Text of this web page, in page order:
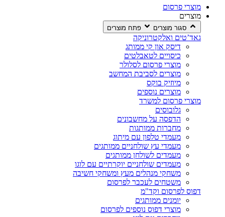
מוצרי פרסום
מוצרים
סגור מוצרים פתח מוצרים
גאד’טים ואלקטרוניקה
דיסק און קי ממותג
כיסויים לטאבלטים
מוצרי פרסום לסלולר
מוצרים לסביבת המחשב
מיוזיק בוקס
מוצרים נוספים
מוצרי פרסום למשרד
גלובוסים
הדפסה על מחשבונים
מחברות ממותגות
מעמדי טלפון עם מיתוג
מעמדי עץ שולחניים ממותגים
מעמדים לשולחן ממותגים
מעמדים שולחניים יוקרתיים עם לוגו
משחקי מנהלים מעץ ומשחקי חשיבה
משטחים לעכבר לפרסום
דפוס לפרסום וקד"מ
יומנים ממותגים
מוצרי דפוס נוספים לפרסום